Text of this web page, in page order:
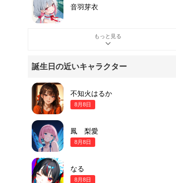
音羽芽衣
もっと見る
誕生日の近いキャラクター
不知火はるか
8月8日
鳳 梨愛
8月8日
なる
8月8日